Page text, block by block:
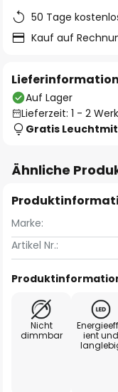
50 Tage
Kauf auf
Auf Lager
Lieferzeit: 1 - 2
Gratis
Ähnliche
Marke:
Artikel Nr.:
Nicht
dimmbar
ient und